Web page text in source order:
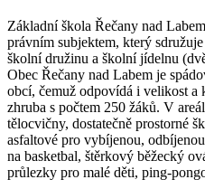
Základní škola Řečany nad
právním subjektem, který
školní družinu a školní jídelnu
Obec Řečany nad Labem je
obcí, čemuž odpovídá i velikost a
zhruba s počtem 250 žáků. V
tělocvičny, dostatečně prostorné
asfaltové pro vybíjenou,
na basketbal, štěrkový běžecký
průlezky pro malé děti, ping-